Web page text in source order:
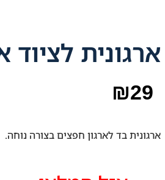
ארגונית לציוד
₪29
ארגונית בד לארגון חפצים בצורה נוחה.